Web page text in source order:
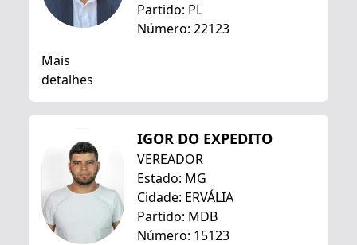
Partido: PL
Número: 22123
Mais
detalhes
IGOR DO EXPEDITO
VEREADOR
Estado: MG
Cidade: ERVÁLIA
Partido: MDB
Número: 15123